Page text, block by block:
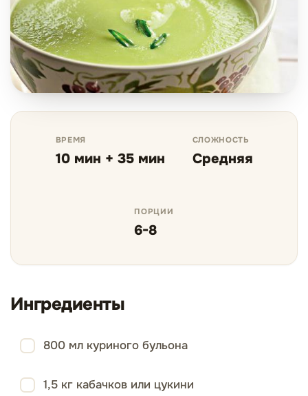
ВРЕМЯ
10 мин + 35 мин
СЛОЖНОСТЬ
Средняя
ПОРЦИИ
6-8
Ингредиенты
800 мл куриного бульона
1,5 кг кабачков или цукини